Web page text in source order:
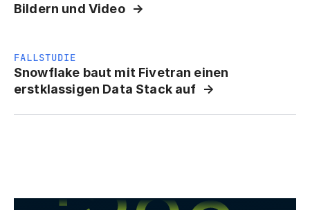
Bildern und Video
FALLSTUDIE
Snowflake baut mit Fivetran einen
erstklassigen Data Stack auf